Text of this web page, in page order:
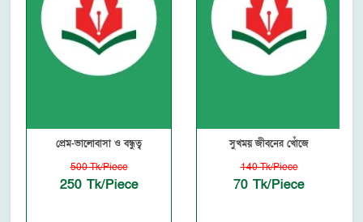
প্রেম-ভালোবাসা ও বন্ধুত্ব
500 Tk/Piece
250 Tk/Piece
সুখময় জীবনের খোঁজে
140 Tk/Piece
70 Tk/Piece